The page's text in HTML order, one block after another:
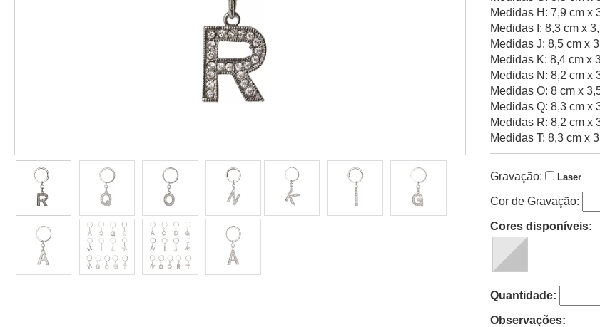
Medidas H: 7,9 cm x
Medidas I: 8,3 cm x
Medidas J: 8,5 cm x
Medidas K: 8,4 cm x
Medidas N: 8,2 cm x
Medidas O: 8 cm x
Medidas Q: 8,3 cm x
Medidas R: 8,2 cm x
Medidas T: 8,3 cm x
Gravação: Laser
Cor de Gravação:
Cores disponíveis:
Quantidade:
Observações: